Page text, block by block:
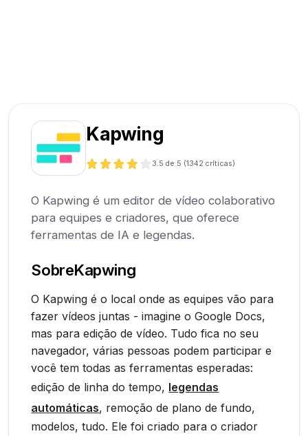
Kapwing
3.5 de 5 (1342 críticas)
O Kapwing é um editor de vídeo colaborativo
para equipes e criadores, que oferece
ferramentas de IA e legendas.
SobreKapwing
O Kapwing é o local onde as equipes vão para
fazer vídeos juntas - imagine o Google Docs,
mas para edição de vídeo. Tudo fica no seu
navegador, várias pessoas podem participar e
você tem todas as ferramentas esperadas:
edição de linha do tempo, legendas
automáticas, remoção de plano de fundo,
modelos, tudo. Ele foi criado para o criador